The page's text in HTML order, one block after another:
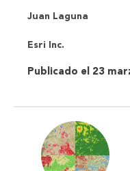
Juan Laguna
Esri Inc.
Publicado el 23